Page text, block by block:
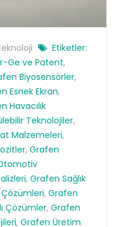
Etiketler:
Ge ve Patent,
Biyosensörler,
Esnek Ekran,
Havacılık
Teknolojiler,
Malzemeleri,
, Grafen
, Grafen Sağlık
, Grafen
Çözümler, Grafen
, Grafen Üretim